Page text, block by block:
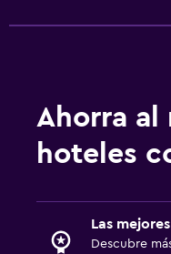
Ahorra al
hoteles
Las
Descubre